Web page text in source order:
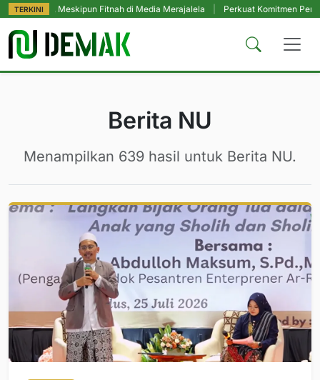
TERKINIFitnah di Media Merajalela | Perkuat Komitmen Perlindungan
Berita NU
Menampilkan 639 hasil untuk Berita NU.